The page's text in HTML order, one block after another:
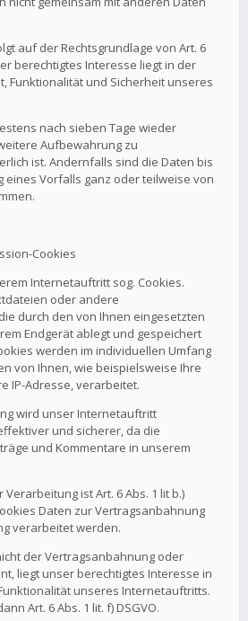
auf der Rechtsgrundlage von Art. 6
berechtigtes Interesse liegt in der
Funktionalität und Sicherheit unseres
nach sieben Tage wieder
Aufbewahrung zu
ist. Andernfalls sind die Daten bis
eines Vorfalls ganz oder teilweise von
Cookies
Internetauftritt sog. Cookies.
oder andere
durch den von Ihnen eingesetzten
Endgerät ablegt und gespeichert
werden im individuellen Umfang
von Ihnen, wie beispielsweise Ihre
IP-Adresse, verarbeitet.
wird unser Internetauftritt
und sicherer, da die
und Kommentare in unserem
ist Art. 6 Abs. 1 lit b.)
Daten zur Vertragsanbahnung
verarbeitet werden.
der Vertragsanbahnung oder
liegt unser berechtigtes Interesse in
unseres Internetauftritts.
Art. 6 Abs. 1 lit. f) DSGVO.